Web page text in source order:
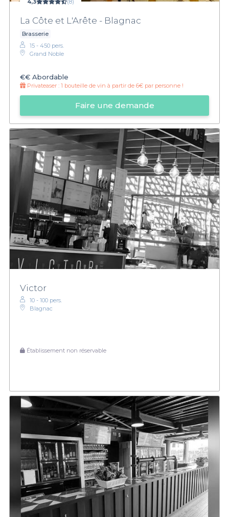
La Côte et L'Arête - Blagnac
Brasserie
15 - 450 pers.
Grand Noble
€€ Abordable
Privateaser : 1 bouteille de vin à partir de 6€ par personne !
Faire une demande
Victor
10 - 100 pers.
Blagnac
Établissement non réservable